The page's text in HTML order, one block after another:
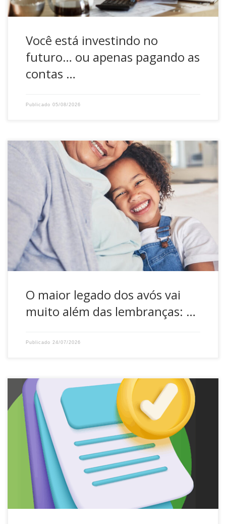
Você está investindo no
futuro… ou apenas pagando as
contas …
Publicado 05/08/2026
O maior legado dos avós vai muito além das lembranças:
está nos valores, nos ensinamentos e na importância de
pensar nas próximas gerações. Neste Dia dos Avós,
comemorado em 26 de julho, a DATUSPREV homenageia
aqueles que, com sua experiência e dedicação, mostram
que as melhores conquistas da vida são […]
O maior legado dos avós vai
muito além das lembranças: …
Publicado 24/07/2026
A DATUSPREV comunica aos seus Participantes Ativos e
Assistidos que a alteração proposta para o Regulamento
do Plano de Benefícios Previdenciários CIASC – CIASCPREV,
comunicada no site da DATUSPREV, foi aprovada pela
Patrocinadora do Plano. A alteração, aprovada pelo
Conselho Deliberativo e pela Patrocinadora, é a inclusão
da opção de […]